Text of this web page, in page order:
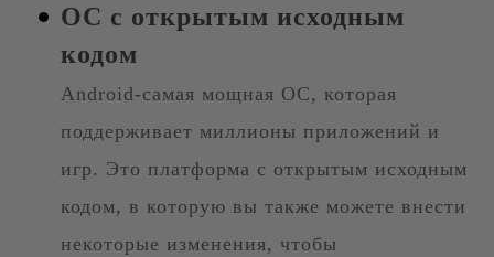
ОС с открытым исходным
кодом
Android-самая мощная ОС, которая
поддерживает миллионы приложений и
игр. Это платформа с открытым исходным
кодом, в которую вы также можете внести
некоторые изменения, чтобы